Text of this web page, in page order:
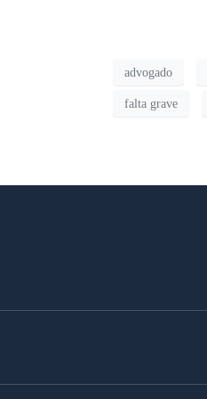
advogado
falta grave